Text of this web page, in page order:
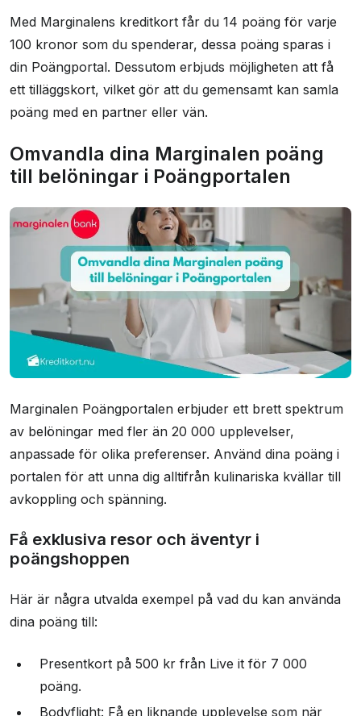
Med Marginalens kreditkort får du 14 poäng för varje
100 kronor som du spenderar, dessa poäng sparas i
din Poängportal. Dessutom erbjuds möjligheten att få
ett tilläggskort, vilket gör att du gemensamt kan samla
poäng med en partner eller vän.
Omvandla dina Marginalen poäng
till belöningar i Poängportalen
Marginalen Poängportalen erbjuder ett brett spektrum
av belöningar med fler än 20 000 upplevelser,
anpassade för olika preferenser. Använd dina poäng i
portalen för att unna dig alltifrån kulinariska kvällar till
avkoppling och spänning.
Få exklusiva resor och äventyr i
poängshoppen
Här är några utvalda exempel på vad du kan använda
dina poäng till:
Presentkort på 500 kr från Live it för 7 000
poäng.
Bodyflight: Få en liknande upplevelse som när